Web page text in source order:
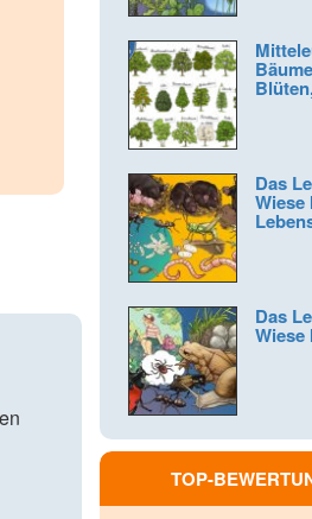
Das
Wiese
Das
Wiese
TOP-